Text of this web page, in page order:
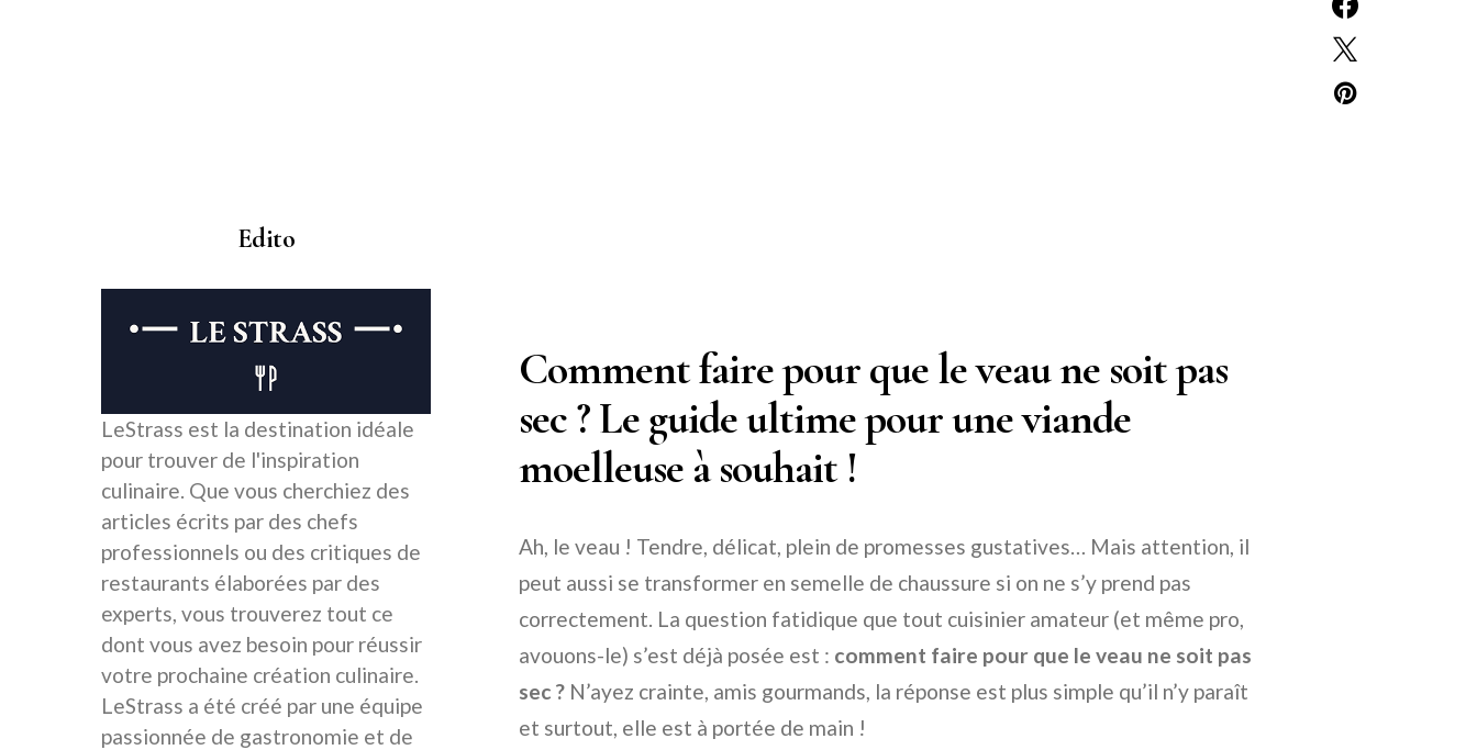
Comment faire pour que le veau ne soit pas
sec ? Le guide ultime pour une viande
moelleuse à souhait !
Ah, le veau ! Tendre, délicat, plein de promesses gustatives… Mais attention, il
peut aussi se transformer en semelle de chaussure si on ne s’y prend pas
correctement. La question fatidique que tout cuisinier amateur (et même pro,
avouons-le) s’est déjà posée est : comment faire pour que le veau ne soit pas
sec ? N’ayez crainte, amis gourmands, la réponse est plus simple qu’il n’y paraît
et surtout, elle est à portée de main !
Edito
LeStrass est la destination idéale
pour trouver de l'inspiration
culinaire. Que vous cherchiez des
articles écrits par des chefs
professionnels ou des critiques de
restaurants élaborées par des
experts, vous trouverez tout ce
dont vous avez besoin pour réussir
votre prochaine création culinaire.
LeStrass a été créé par une équipe
passionnée de gastronomie et de